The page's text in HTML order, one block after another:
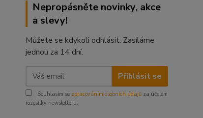
Nepropásněte novinky, akce
a slevy!
Můžete se kdykoli odhlásit. Zasíláme
jednou za 14 dní.
Přihlásit se
Souhlasím se zpracováním osobních údajů za účelem
rozesílky newsletteru.